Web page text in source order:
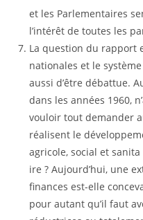
et les Parlementaires
l’intérêt de toutes les
La question du rapport
nationales et le
aussi d’être débattue.
dans les années 1960,
vouloir tout demander
réalisent le
agricole, social et sanita
ire ? Aujourd’hui, une
finances est-elle
pour autant qu’il faut